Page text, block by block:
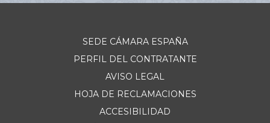
SEDE CÁMARA ESPAÑA
PERFIL DEL CONTRATANTE
AVISO LEGAL
HOJA DE RECLAMACIONES
ACCESIBILIDAD